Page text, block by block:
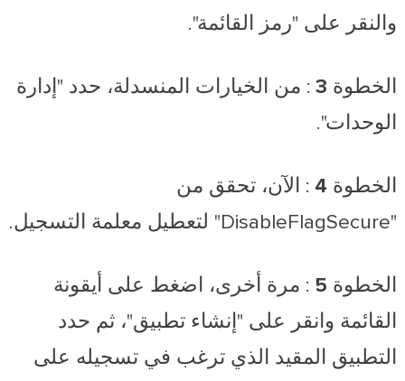
والنقر على "رمز القائمة".
الخطوة 3
: من الخيارات المنسدلة، حدد "إدارة
الوحدات".
الخطوة 4
: الآن، تحقق من
"DisableFlagSecure" لتعطيل معلمة التسجيل.
الخطوة 5
: مرة أخرى، اضغط على أيقونة
القائمة وانقر على "إنشاء تطبيق"، ثم حدد
التطبيق المقيد الذي ترغب في تسجيله على